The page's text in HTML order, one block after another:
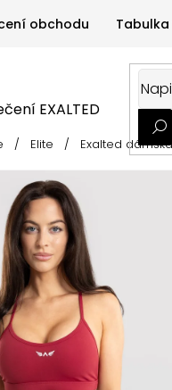
obchodu
EXALTED
GYMTIME
/ Elite / Exalted